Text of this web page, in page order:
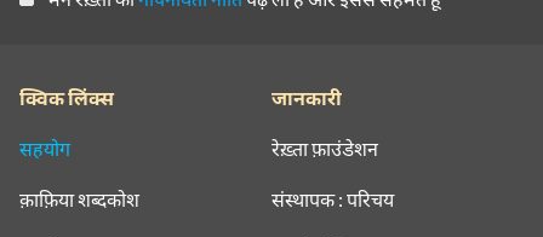
क्विक लिंक्स
सहयोग
क़ाफ़िया शब्दकोश
जानकारी
रेख़्ता फ़ाउंडेशन
संस्थापक : परिचय